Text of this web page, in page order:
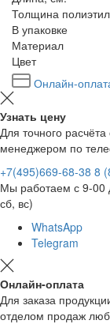
Толщина
В упаковке
Материал
Цвет
Онлайн-
Узнать цену
Для точного
менеджером по
+7(495)669-68-38 8
Мы работаем с 9-00
сб, вс)
WhatsApp
Telegram
Онлайн-оплата
Для заказа
отделом продаж